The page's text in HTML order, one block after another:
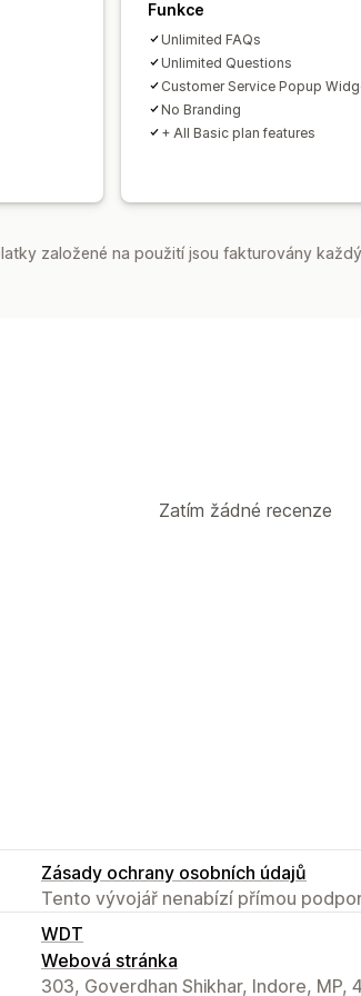
Funkce
Unlimited FAQs
Unlimited Questions
Customer Service Popup
No Branding
+ All Basic plan features
založené na použití jsou fakturovány
Zatím žádné recenze
Zásady ochrany osobních údajů
Tento vývojář nenabízí přímou
WDT
Webová stránka
303, Goverdhan Shikhar, Indore, MP,